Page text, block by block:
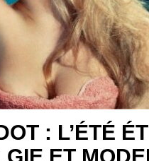
: L’ÉTÉ